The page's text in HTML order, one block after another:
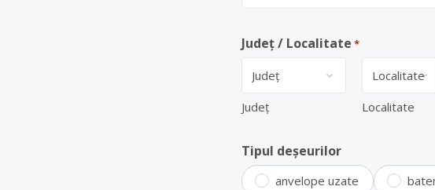
Județ / Localitate *
Județ Localitate
Tipul deșeurilor
anvelope uzate